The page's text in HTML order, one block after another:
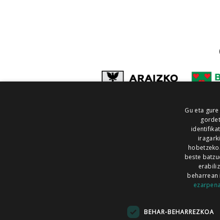
ALEA
MAILOPE NOAUA
Gu eta
hobetzeko.
beste
beharrean
BEHAR-BEHARREZKOA